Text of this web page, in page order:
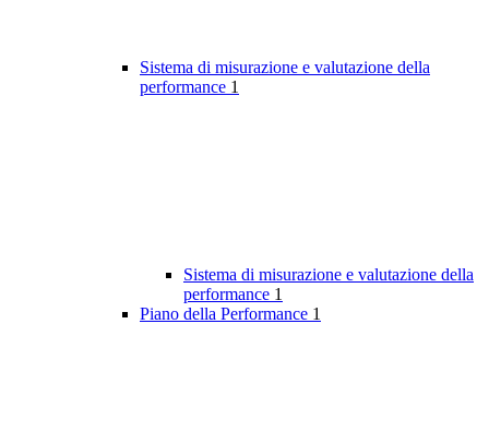
Sistema di misurazione e valutazione della
performance 1
Sistema di misurazione e valutazione della
performance 1
Piano della Performance 1